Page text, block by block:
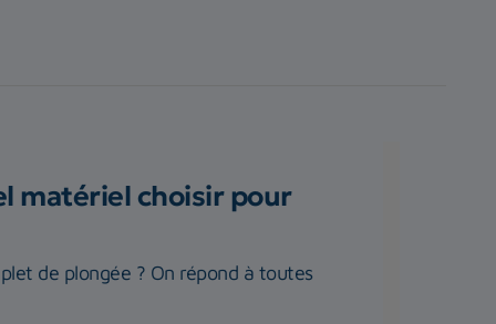
matériel choisir pour
de plongée ? On répond à toutes